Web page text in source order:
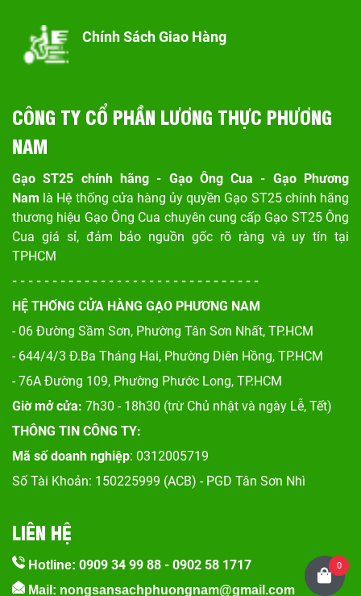
Chính Sách Giao Hàng
CÔNG TY CỔ PHẦN LƯƠNG THỰC PHƯƠNG
NAM
Gạo ST25 chính hãng - Gạo Ông Cua - Gạo Phương
Nam là Hệ thống cửa hàng ủy quyền Gạo ST25 chính hãng
thương hiệu Gạo Ông Cua chuyên cung cấp Gạo ST25 Ông
Cua giá sỉ, đảm bảo nguồn gốc rõ ràng và uy tín tại
TPHCM
- - - - - - - - - - - - - - - - - - - - - - - - - - - - - - -
HỆ THỐNG CỬA HÀNG GẠO PHƯƠNG NAM
- 06 Đường Sầm Sơn, Phường Tân Sơn Nhất, TP.HCM
- 644/4/3 Đ.Ba Tháng Hai, Phường Diên Hồng, TP.HCM
- 76A Đường 109, Phường Phước Long, TP.HCM
Giờ mở cửa: 7h30 - 18h30 (trừ Chủ nhật và ngày Lễ, Tết)
THÔNG TIN CÔNG TY:
Mã số doanh nghiệp: 0312005719
Số Tài Khoản: 150225999 (ACB) - PGD Tân Sơn Nhì
LIÊN HỆ
Hotline: 0909 34 99 88 - 0902 58 1717
Mail: nongsansachphuongnam@gmail.com
0